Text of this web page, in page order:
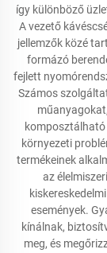
így különböző
A vezető
jellemzők közé
formázó
fejlett
Számos
környezeti
termékeinek
az
események.
kínálnak,
meg, és